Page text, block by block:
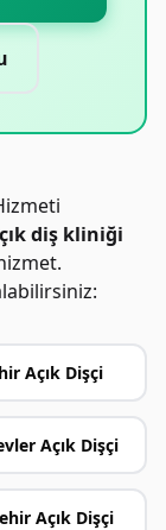
diş kliniği
Açık Dişçi
Açık Dişçi
Açık Dişçi